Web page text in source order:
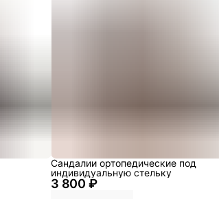
3 800 ₽
Сандалии ортопедические под
индивидуальную стельку